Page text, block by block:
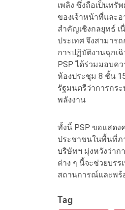
เพลิง ซึ่งถือเป็นทรั
ของเจ้าหน้าที่และ
สำคัญเชิงกลยุทธ์ เ
ประเทศ จึงสามาร
การปฏิบัติงานฉุกเ
PSP ได้ร่วมมอบค
ห้องประชุม 8 ชั้น
รัฐมนตรีว่าการกร
พลังงาน
ทั้งนี้ PSP ขอแสดง
ประชาชนในพื้นที่ภ
บริษัทฯ มุ่งหวังว่าก
ต่าง ๆ นี้จะช่วยบร
สถานการณ์และพร้
Tag